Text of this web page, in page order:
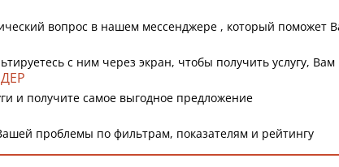
вопрос в нашем мессенджере , который поможет
с ним через экран, чтобы получить услугу,
и получите самое выгодное предложение
проблемы по фильтрам, показателям и рейтингу